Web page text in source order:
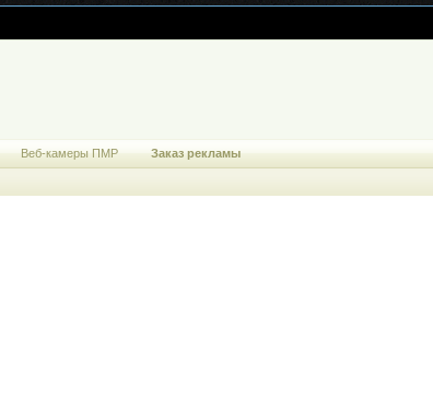
Веб-камеры ПМР Заказ рекламы